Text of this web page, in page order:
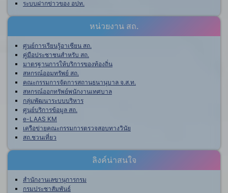
ระบบฝากข่าวของ อปท.
หน่วยงาน สถ.
ศูนย์การเรียนรู้อาเซียน สถ.
คู่มือประชาชนสำหรับ สถ.
มาตรฐานการให้บริการของท้องถิ่น
สหกรณ์ออมทรัพย์ สถ.
คณะกรรมการจัดการสถานธนานุบาล จ.ส.ท.
สหกรณ์ออกทรัพย์พนักงานเทศบาล
กลุ่มพัฒนาระบบบริหาร
ศูนย์บริการข้อมูล สถ.
e-LAAS KM
เครือข่ายคณะกรรมการตรวจสอบทางวินัย
สถ.ชวนเที่ยว
ลิงค์น่าสนใจ
สำนักงานเลขานุการกรม
กรมประชาสัมพันธ์